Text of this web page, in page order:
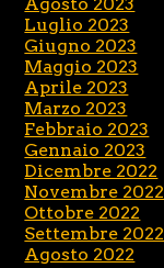
Luglio 2023
Giugno 2023
Maggio 2023
Aprile 2023
Marzo 2023
Febbraio 2023
Gennaio 2023
Dicembre 2022
Novembre 2022
Ottobre 2022
Settembre 2022
Agosto 2022